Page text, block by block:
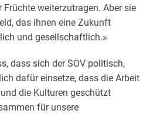
weiterzutragen. Aber sie
das ihnen eine Zukunft
und gesellschaftlich.»
dass sich der SOV politisch,
dafür einsetze, dass die Arbeit
die Kulturen geschützt
für unsere